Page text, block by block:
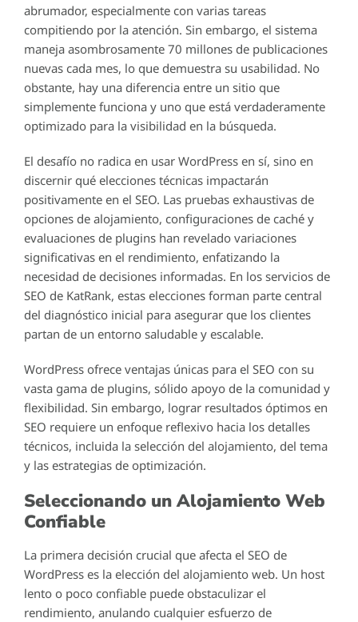
abrumador, especialmente con varias tareas
compitiendo por la atención. Sin embargo, el sistema
maneja asombrosamente 70 millones de publicaciones
nuevas cada mes, lo que demuestra su usabilidad. No
obstante, hay una diferencia entre un sitio que
simplemente funciona y uno que está verdaderamente
optimizado para la visibilidad en la búsqueda.
El desafío no radica en usar WordPress en sí, sino en
discernir qué elecciones técnicas impactarán
positivamente en el SEO. Las pruebas exhaustivas de
opciones de alojamiento, configuraciones de caché y
evaluaciones de plugins han revelado variaciones
significativas en el rendimiento, enfatizando la
necesidad de decisiones informadas. En los servicios de
SEO de KatRank, estas elecciones forman parte central
del diagnóstico inicial para asegurar que los clientes
partan de un entorno saludable y escalable.
WordPress ofrece ventajas únicas para el SEO con su
vasta gama de plugins, sólido apoyo de la comunidad y
flexibilidad. Sin embargo, lograr resultados óptimos en
SEO requiere un enfoque reflexivo hacia los detalles
técnicos, incluida la selección del alojamiento, del tema
y las estrategias de optimización.
Seleccionando un Alojamiento Web
Confiable
La primera decisión crucial que afecta el SEO de
WordPress es la elección del alojamiento web. Un host
lento o poco confiable puede obstaculizar el
rendimiento, anulando cualquier esfuerzo de